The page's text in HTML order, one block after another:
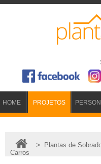
HOME PROJETOS
> Plantas de
Carros